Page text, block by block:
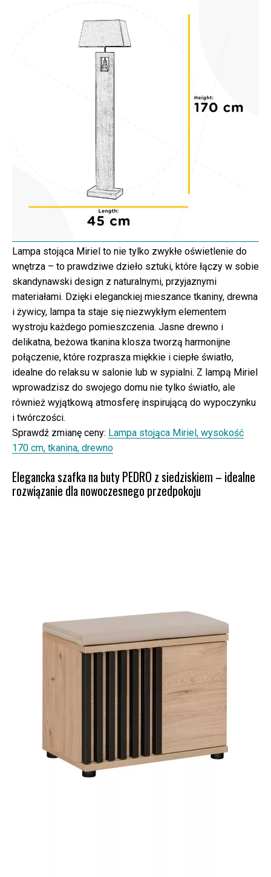
Lampa stojąca Miriel to nie tylko zwykłe oświetlenie do
wnętrza – to prawdziwe dzieło sztuki, które łączy w sobie
skandynawski design z naturalnymi, przyjaznymi
materiałami. Dzięki eleganckiej mieszance tkaniny, drewna
i żywicy, lampa ta staje się niezwykłym elementem
wystroju każdego pomieszczenia. Jasne drewno i
delikatna, beżowa tkanina klosza tworzą harmonijne
połączenie, które rozprasza miękkie i ciepłe światło,
idealne do relaksu w salonie lub w sypialni. Z lampą Miriel
wprowadzisz do swojego domu nie tylko światło, ale
również wyjątkową atmosferę inspirującą do wypoczynku
i twórczości.
Sprawdź zmianę ceny: Lampa stojąca Miriel, wysokość
170 cm, tkanina, drewno
Elegancka szafka na buty PEDRO z siedziskiem – idealne
rozwiązanie dla nowoczesnego przedpokoju